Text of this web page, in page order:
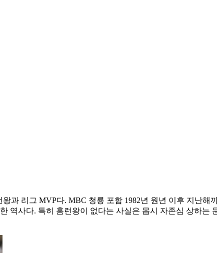
과 리그 MVP다. MBC 청룡 포함 1982년 원년 이후 지난해
역사다. 특히 홈런왕이 없다는 사실은 몹시 자존심 상하는